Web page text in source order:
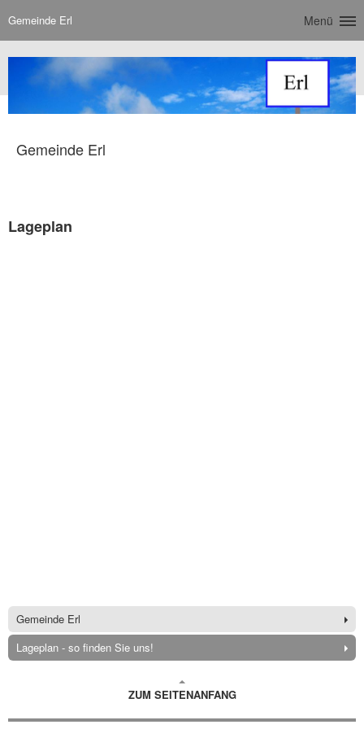
Gemeinde Erl Menü
Gemeinde Erl
Lageplan
Gemeinde Erl
Lageplan - so finden Sie uns!
ZUM SEITENANFANG